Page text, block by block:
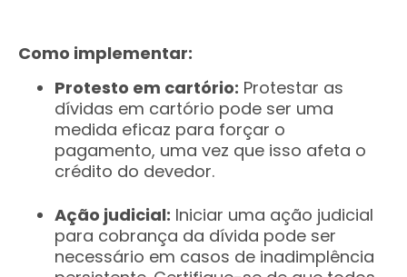
Como implementar:
Protesto em cartório: Protestar as
dívidas em cartório pode ser uma
medida eficaz para forçar o
pagamento, uma vez que isso afeta o
crédito do devedor.
Ação judicial: Iniciar uma ação judicial
para cobrança da dívida pode ser
necessário em casos de inadimplência